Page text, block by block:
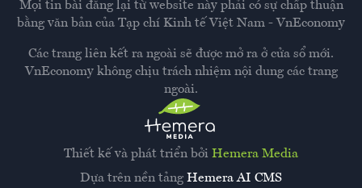
Thiết kế và phát triển bởi Hemera Media
Dựa trên nền tảng Hemera AI CMS
Mọi tin bài đăng lại từ website này phải có sự chấp thuận
bằng văn bản của Tạp chí Kinh tế Việt Nam - VnEconomy
Các trang liên kết ra ngoài sẽ được mở ra ở cửa sổ mới.
VnEconomy không chịu trách nhiệm nội dung các trang
ngoài.